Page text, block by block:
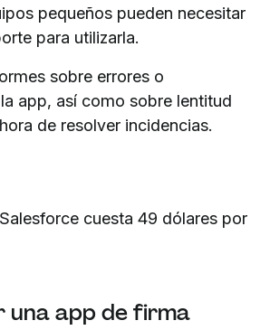
pequeños pueden necesitar
para utilizarla.
sobre errores o
app, así como sobre lentitud
de resolver incidencias.
cuesta 49 dólares por
una app de firma